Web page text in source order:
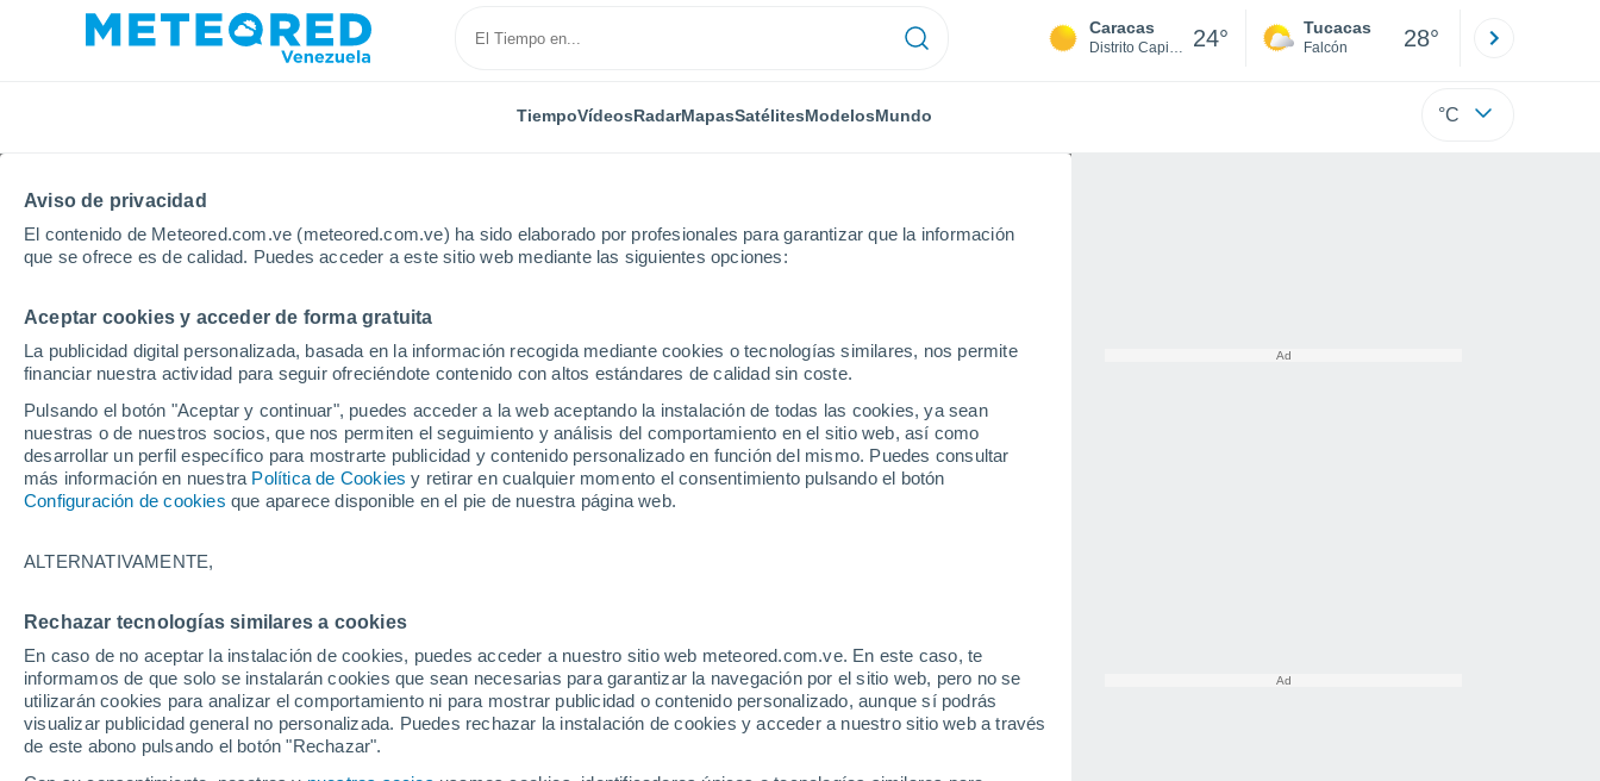
Aviso de privacidad
El contenido de Meteored.com.ve (meteored.com.ve) ha sido elaborado por profesionales para garantizar que la información
que se ofrece es de calidad. Puedes acceder a este sitio web mediante las siguientes opciones:
Aceptar cookies y acceder de forma gratuita
La publicidad digital personalizada, basada en la información recogida mediante cookies o tecnologías similares, nos permite
financiar nuestra actividad para seguir ofreciéndote contenido con altos estándares de calidad sin coste.
Pulsando el botón "Aceptar y continuar", puedes acceder a la web aceptando la instalación de todas las cookies, ya sean
nuestras o de nuestros socios, que nos permiten el seguimiento y análisis del comportamiento en el sitio web, así como
desarrollar un perfil específico para mostrarte publicidad y contenido personalizado en función del mismo. Puedes consultar
más información en nuestra Política de Cookies y retirar en cualquier momento el consentimiento pulsando el botón
Configuración de cookies que aparece disponible en el pie de nuestra página web.
ALTERNATIVAMENTE,
Rechazar tecnologías similares a cookies
En caso de no aceptar la instalación de cookies, puedes acceder a nuestro sitio web meteored.com.ve. En este caso, te
informamos de que solo se instalarán cookies que sean necesarias para garantizar la navegación por el sitio web, pero no se
utilizarán cookies para analizar el comportamiento ni para mostrar publicidad o contenido personalizado, aunque sí podrás
visualizar publicidad general no personalizada. Puedes rechazar la instalación de cookies y acceder a nuestro sitio web a través
de este abono pulsando el botón "Rechazar".
Caracas
Distrito Capital 24° Tucacas
Falcón 28°
TiempoVídeosRadarMapasSatélitesModelosMundo °C
Inicio Estados Unidos Estado de California
El tiempo en todas las ciudades del Estado de
California
Todas las localidades del Estado de California
Arcata/Eureka Airport
Bakersfield
Barstow-Daggett Airport
Los Ángeles Nexrad
Mammoth Lakes
June Lakes Mammoth